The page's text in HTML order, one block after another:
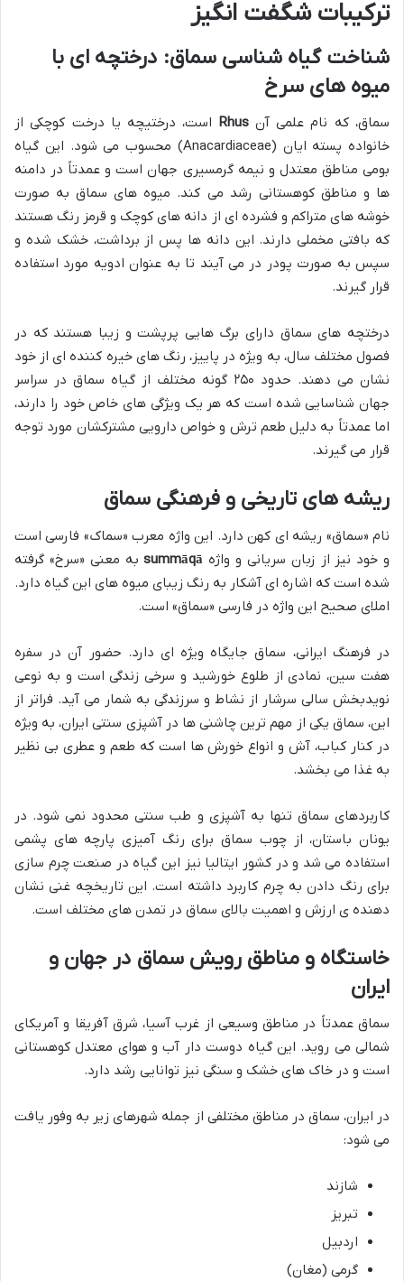
ترکیبات شگفت انگیز
شناخت گیاه شناسی سماق: درختچه ای با
میوه های سرخ
سماق، که نام علمی آنRhus است، درختیچه یا درخت کوچکی از
خانواده پسته ایان (Anacardiaceae) محسوب می شود. این گیاه
بومی مناطق معتدل و نیمه گرمسیری جهان است و عمدتاً در دامنه
ها و مناطق کوهستانی رشد می کند. میوه های سماق به صورت
خوشه های متراکم و فشرده ای از دانه های کوچک و قرمز رنگ هستند
که بافتی مخملی دارند. این دانه ها پس از برداشت، خشک شده و
سپس به صورت پودر در می آیند تا به عنوان ادویه مورد استفاده
قرار گیرند.
درختچه های سماق دارای برگ هایی پرپشت و زیبا هستند که در
فصول مختلف سال، به ویژه در پاییز، رنگ های خیره کننده ای از خود
نشان می دهند. حدود ۲۵۰ گونه مختلف از گیاه سماق در سراسر
جهان شناسایی شده است که هر یک ویژگی های خاص خود را دارند،
اما عمدتاً به دلیل طعم ترش و خواص دارویی مشترکشان مورد توجه
قرار می گیرند.
ریشه های تاریخی و فرهنگی سماق
نام «سماق» ریشه ای کهن دارد. این واژه معرب «سماک» فارسی است
و خود نیز از زبان سریانی و واژه summāqāبه معنی «سرخ» گرفته
شده است که اشاره ای آشکار به رنگ زیبای میوه های این گیاه دارد.
املای صحیح این واژه در فارسی «سماق» است.
در فرهنگ ایرانی، سماق جایگاه ویژه ای دارد. حضور آن در سفره
هفت سین، نمادی از طلوع خورشید و سرخی زندگی است و به نوعی
نویدبخش سالی سرشار از نشاط و سرزندگی به شمار می آید. فراتر از
این، سماق یکی از مهم ترین چاشنی ها در آشپزی سنتی ایران، به ویژه
در کنار کباب، آش و انواع خورش ها است که طعم و عطری بی نظیر
به غذا می بخشد.
کاربردهای سماق تنها به آشپزی و طب سنتی محدود نمی شود. در
یونان باستان، از چوب سماق برای رنگ آمیزی پارچه های پشمی
استفاده می شد و در کشور ایتالیا نیز این گیاه در صنعت چرم سازی
برای رنگ دادن به چرم کاربرد داشته است. این تاریخچه غنی نشان
دهنده ی ارزش و اهمیت بالای سماق در تمدن های مختلف است.
خاستگاه و مناطق رویش سماق در جهان و
ایران
سماق عمدتاً در مناطق وسیعی از غرب آسیا، شرق آفریقا و آمریکای
شمالی می روید. این گیاه دوست دار آب و هوای معتدل کوهستانی
است و در خاک های خشک و سنگی نیز توانایی رشد دارد.
در ایران، سماق در مناطق مختلفی از جمله شهرهای زیر به وفور یافت
می شود:
شازند
تبریز
اردبیل
گرمی (مغان)